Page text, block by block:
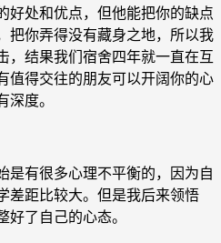
好处和优点，但他能把你的缺点
把你弄得没有藏身之地，所以我
，结果我们宿舍四年就一直在互
值得交往的朋友可以开阔你的心
深度。
有很多心理不平衡的，因为自
差距比较大。但是我后来领悟
好了自己的心态。